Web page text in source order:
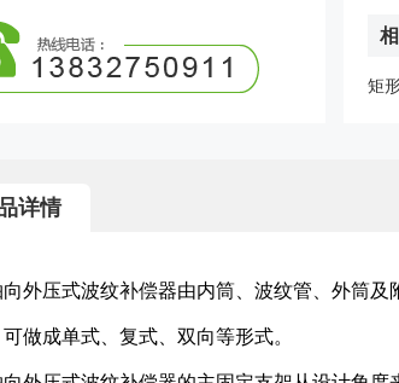
矩
详情
向外压式波纹补偿器由内筒、波纹管、外筒
做成单式、复式、双向等形式。